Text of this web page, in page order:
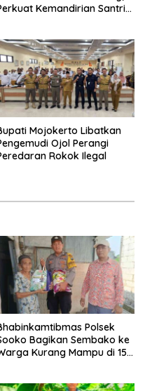
Kemandirian Santri
Mojokerto Libatkan
Ojol Perangi
Rokok Ilegal
Polsek
Bagikan Sembako ke
Kurang Mampu di 15